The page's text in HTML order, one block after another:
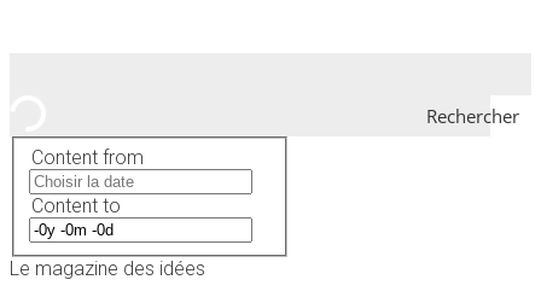
Rechercher
Content from
Content to
Le magazine des idées